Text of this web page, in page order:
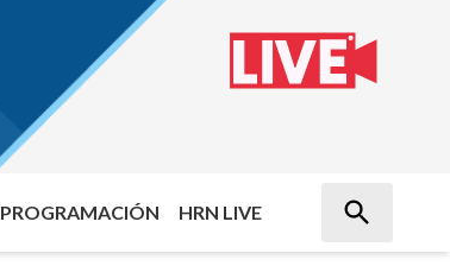
PROGRAMACIÓN HRN LIVE